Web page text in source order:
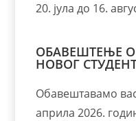
20. јула до 16.
ОБАВЕШТЕЊЕ
НОВОГ
Обавештавамо
априла 2026.